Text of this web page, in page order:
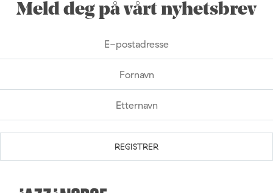
Meld deg på vårt nyhetsbrev